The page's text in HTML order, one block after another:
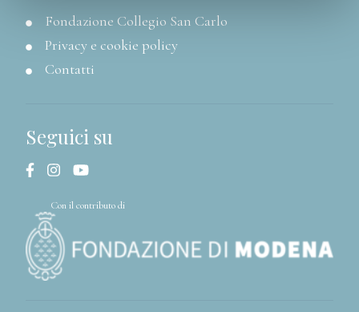
Fondazione Collegio San Carlo
Privacy e cookie policy
Contatti
Seguici su
Con il contributo di